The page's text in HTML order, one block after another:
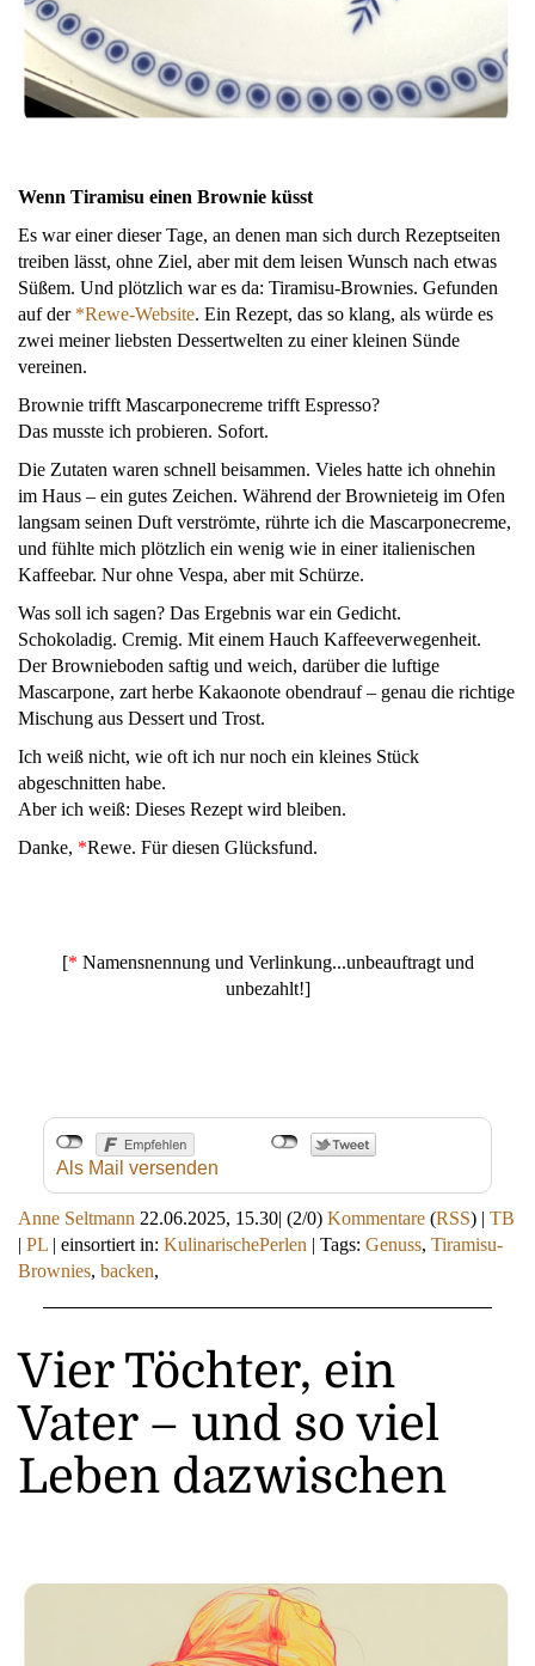
Wenn Tiramisu einen Brownie küsst
Es war einer dieser Tage, an denen man sich durch Rezeptseiten
treiben lässt, ohne Ziel, aber mit dem leisen Wunsch nach etwas
Süßem. Und plötzlich war es da: Tiramisu-Brownies. Gefunden
auf der *Rewe-Website. Ein Rezept, das so klang, als würde es
zwei meiner liebsten Dessertwelten zu einer kleinen Sünde
vereinen.
Brownie trifft Mascarponecreme trifft Espresso?
Das musste ich probieren. Sofort.
Die Zutaten waren schnell beisammen. Vieles hatte ich ohnehin
im Haus – ein gutes Zeichen. Während der Brownieteig im Ofen
langsam seinen Duft verströmte, rührte ich die Mascarponecreme,
und fühlte mich plötzlich ein wenig wie in einer italienischen
Kaffeebar. Nur ohne Vespa, aber mit Schürze.
Was soll ich sagen? Das Ergebnis war ein Gedicht.
Schokoladig. Cremig. Mit einem Hauch Kaffeeverwegenheit.
Der Brownieboden saftig und weich, darüber die luftige
Mascarpone, zart herbe Kakaonote obendrauf – genau die richtige
Mischung aus Dessert und Trost.
Ich weiß nicht, wie oft ich nur noch ein kleines Stück
abgeschnitten habe.
Aber ich weiß: Dieses Rezept wird bleiben.
Danke, *Rewe. Für diesen Glücksfund.
[* Namensnennung und Verlinkung...unbeauftragt und
unbezahlt!]
Als Mail versenden
Anne Seltmann 22.06.2025, 15.30| (2/0) Kommentare (RSS) | TB
| PL | einsortiert in: KulinarischePerlen | Tags: Genuss, Tiramisu-
Brownies, backen,
Vier Töchter, ein
Vater – und so viel
Leben dazwischen